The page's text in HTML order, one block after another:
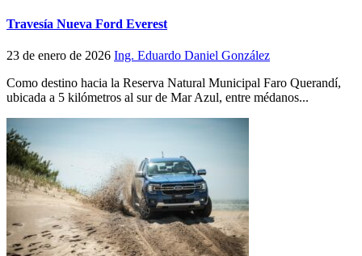
Travesía Nueva Ford Everest
23 de enero de 2026 Ing. Eduardo Daniel González
Como destino hacia la Reserva Natural Municipal Faro Querandí,
ubicada a 5 kilómetros al sur de Mar Azul, entre médanos...